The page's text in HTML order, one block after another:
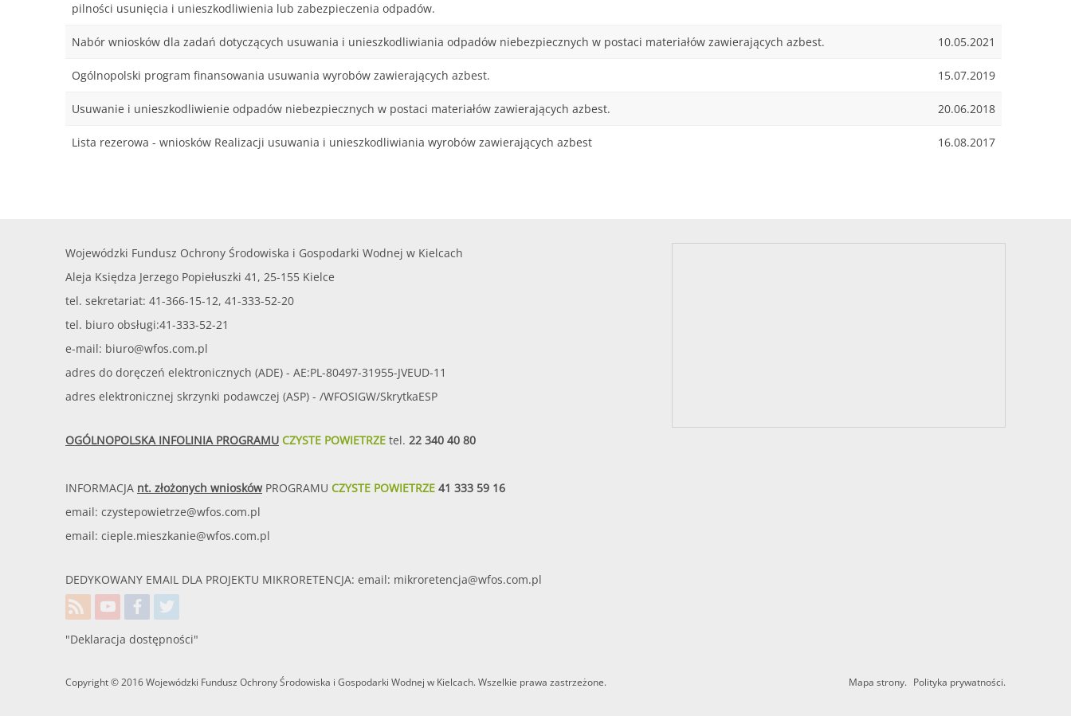
pilności usunięcia i unieszkodliwienia lub zabezpieczenia odpadów.
Nabór wniosków dla zadań dotyczących usuwania i unieszkodliwiania odpadów niebezpiecznych w postaci materiałów zawierających azbest. 10.05.2021
Ogólnopolski program finansowania usuwania wyrobów zawierających azbest. 15.07.2019
Usuwanie i unieszkodliwienie odpadów niebezpiecznych w postaci materiałów zawierających azbest. 20.06.2018
Lista rezerowa - wniosków Realizacji usuwania i unieszkodliwiania wyrobów zawierających azbest 16.08.2017
Wojewódzki Fundusz Ochrony Środowiska i Gospodarki Wodnej w Kielcach
Aleja Księdza Jerzego Popiełuszki 41, 25-155 Kielce
tel. sekretariat: 41-366-15-12, 41-333-52-20
tel. biuro obsługi:41-333-52-21
e-mail: biuro@wfos.com.pl
adres do doręczeń elektronicznych (ADE) - AE:PL-80497-31955-JVEUD-11
adres elektronicznej skrzynki podawczej (ASP) - /WFOSIGW/SkrytkaESP
OGÓLNOPOLSKA INFOLINIA PROGRAMU CZYSTE POWIETRZE tel. 22 340 40 80
INFORMACJA nt. złożonych wniosków PROGRAMU CZYSTE POWIETRZE 41 333 59 16
email: czystepowietrze@wfos.com.pl
email: cieple.mieszkanie@wfos.com.pl
DEDYKOWANY EMAIL DLA PROJEKTU MIKRORETENCJA: email: mikroretencja@wfos.com.pl
"Deklaracja dostępności"
Copyright © 2016 Wojewódzki Fundusz Ochrony Środowiska i Gospodarki Wodnej w Kielcach. Wszelkie prawa zastrzeżone. Mapa strony. Polityka prywatności.